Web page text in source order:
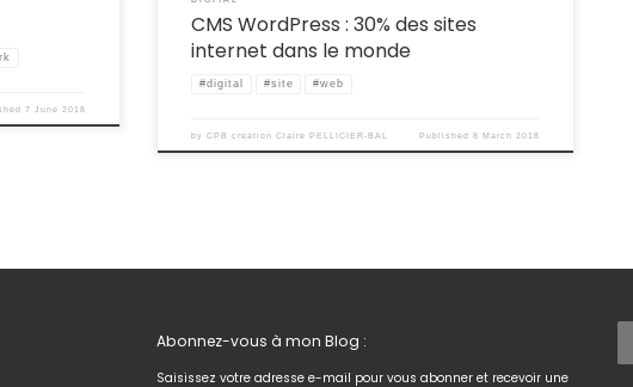
7 June 2018
CMS WordPress : 30% des sites
internet dans le monde
#digital #site #web
byCPB creation Claire PELLICIER-BAL Published 8 March 2018
Abonnez-vous à mon Blog :
Saisissez votre adresse e-mail pour vous abonner et recevoir une